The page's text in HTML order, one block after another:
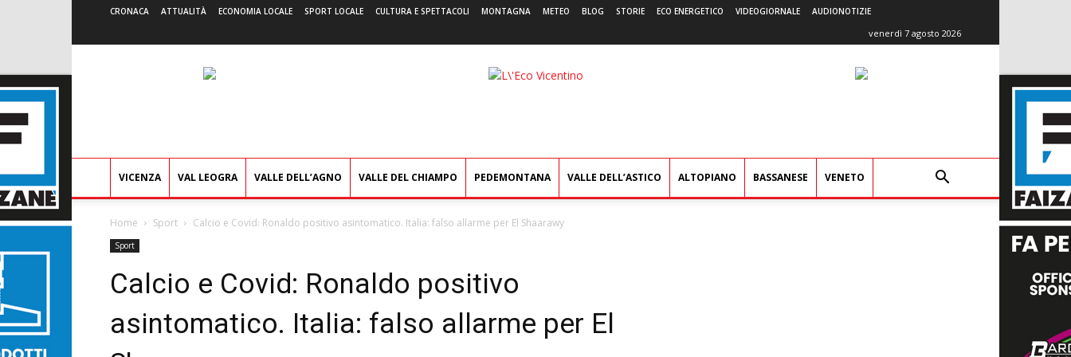
CRONACA ATTUALITÀ ECONOMIA LOCALE SPORT LOCALE CULTURA E SPETTACOLI MONTAGNA METEO BLOG STORIE ECO ENERGETICO VIDEOGIORNALE AUDIONOTIZIE
venerdì 7 agosto 2026
L'Eco
VICENZA VAL LEOGRA VALLE DELL’AGNO VALLE DEL CHIAMPO PEDEMONTANA VALLE DELL’ASTICO ALTOPIANO BASSANESE VENETO
Home Sport Calcio e Covid: Ronaldo positivo asintomatico. Italia: falso allarme per El Shaarawy
Sport
Calcio e Covid: Ronaldo positivo
asintomatico. Italia: falso allarme per El